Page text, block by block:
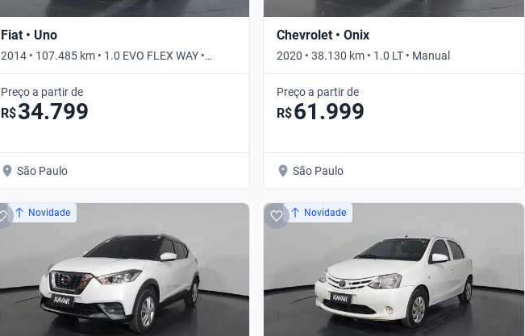
Fiat • Uno
2014 • 107.485 km • 1.0 EVO FLEX WAY •
Manual
Preço a partir de
R$34.799
São Paulo
Chevrolet • Onix
2020 • 38.130 km • 1.0 LT • Manual
Preço a partir de
R$61.999
São Paulo
Novidade Novidade